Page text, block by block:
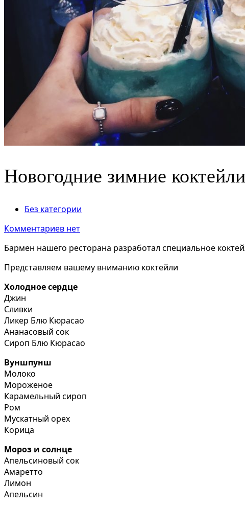
Новогодние зимние коктейли
Без категории
Комментариев нет
Бармен нашего ресторана разработал специальное
Представляем вашему вниманию коктейли
Холодное сердце
Джин
Сливки
Ликер Блю Кюрасао
Ананасовый сок
Сироп Блю Кюрасао
Вуншпунш
Молоко
Мороженое
Карамельный сироп
Ром
Мускатный орех
Корица
Мороз и солнце
Апельсиновый сок
Амаретто
Лимон
Апельсин